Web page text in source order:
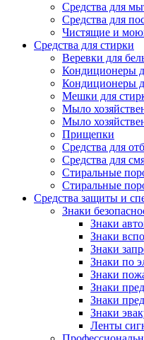
Средства для
Средства для
Чистящие и
Средства для стирки
Веревки для
Кондиционеры
Кондиционеры
Мешки для
Мыло
Мыло
Прищепки
Средства для
Средства для
Стиральные
Стиральные
Средства защиты и
Знаки
Знаки
Знаки
Знаки
Знаки по
Знаки
Знаки
Знаки
Знаки
Ленты